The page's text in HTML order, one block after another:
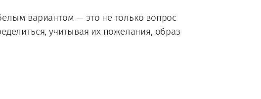
вариантом — это не только вопрос
учитывая их пожелания, образ